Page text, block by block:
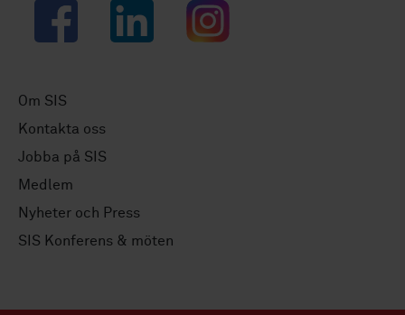
Facebook LinkedIn Instagram
Om SIS
Kontakta oss
Jobba på SIS
Medlem
Nyheter och Press
SIS Konferens & möten